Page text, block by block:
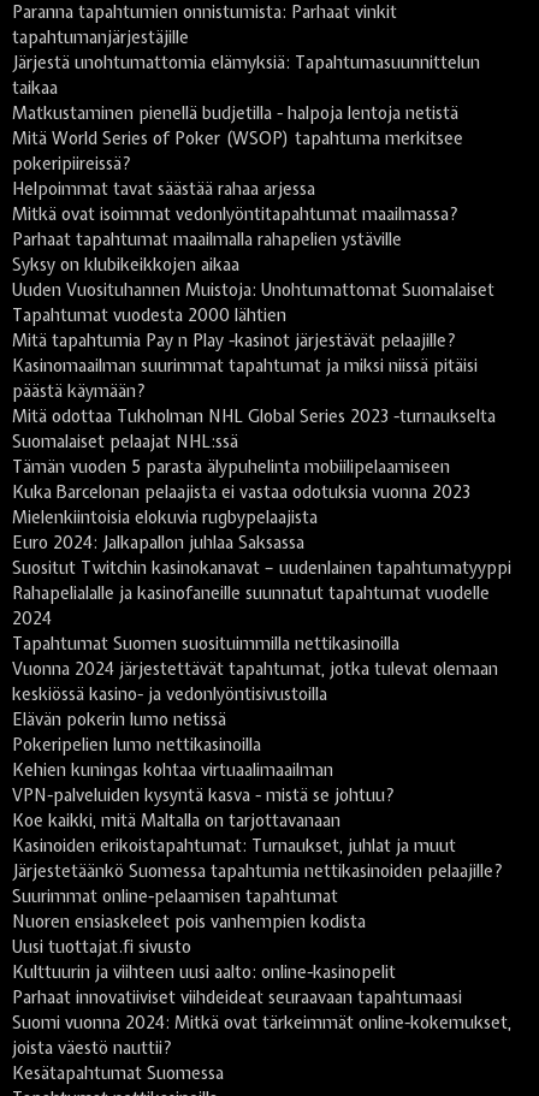
Paranna tapahtumien onnistumista: Parhaat vinkit
tapahtumanjärjestäjille
Järjestä unohtumattomia elämyksiä: Tapahtumasuunnittelun
taikaa
Matkustaminen pienellä budjetilla - halpoja lentoja netistä
Mitä World Series of Poker (WSOP) tapahtuma merkitsee
pokeripiireissä?
Helpoimmat tavat säästää rahaa arjessa
Mitkä ovat isoimmat vedonlyöntitapahtumat maailmassa?
Parhaat tapahtumat maailmalla rahapelien ystäville
Syksy on klubikeikkojen aikaa
Uuden Vuosituhannen Muistoja: Unohtumattomat Suomalaiset
Tapahtumat vuodesta 2000 lähtien
Mitä tapahtumia Pay n Play -kasinot järjestävät pelaajille?
Kasinomaailman suurimmat tapahtumat ja miksi niissä pitäisi
päästä käymään?
Mitä odottaa Tukholman NHL Global Series 2023 -turnaukselta
Suomalaiset pelaajat NHL:ssä
Tämän vuoden 5 parasta älypuhelinta mobiilipelaamiseen
Kuka Barcelonan pelaajista ei vastaa odotuksia vuonna 2023
Mielenkiintoisia elokuvia rugbypelaajista
Euro 2024: Jalkapallon juhlaa Saksassa
Suositut Twitchin kasinokanavat – uudenlainen tapahtumatyyppi
Rahapelialalle ja kasinofaneille suunnatut tapahtumat vuodelle
2024
Tapahtumat Suomen suosituimmilla nettikasinoilla
Vuonna 2024 järjestettävät tapahtumat, jotka tulevat olemaan
keskiössä kasino- ja vedonlyöntisivustoilla
Elävän pokerin lumo netissä
Pokeripelien lumo nettikasinoilla
Kehien kuningas kohtaa virtuaalimaailman
VPN-palveluiden kysyntä kasva - mistä se johtuu?
Koe kaikki, mitä Maltalla on tarjottavanaan
Kasinoiden erikoistapahtumat: Turnaukset, juhlat ja muut
Järjestetäänkö Suomessa tapahtumia nettikasinoiden pelaajille?
Suurimmat online-pelaamisen tapahtumat
Nuoren ensiaskeleet pois vanhempien kodista
Uusi tuottajat.fi sivusto
Kulttuurin ja viihteen uusi aalto: online-kasinopelit
Parhaat innovatiiviset viihdeideat seuraavaan tapahtumaasi
Suomi vuonna 2024: Mitkä ovat tärkeimmät online-kokemukset,
joista väestö nauttii?
Kesätapahtumat Suomessa